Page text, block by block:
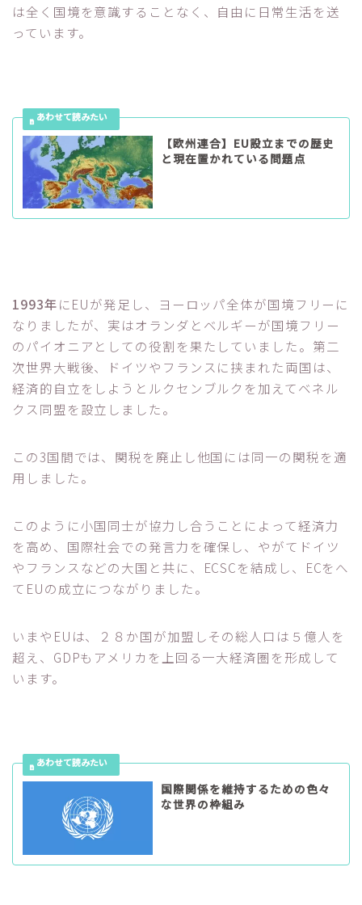
は全く国境を意識することなく、自由に日常生活を送
っています。
【欧州連合】EU設立までの歴史
と現在置かれている問題点
1993年にEUが発足し、ヨーロッパ全体が国境フリーに
なりましたが、実はオランダとベルギーが国境フリー
のパイオニアとしての役割を果たしていました。第二
次世界大戦後、ドイツやフランスに挟まれた両国は、
経済的自立をしようとルクセンブルクを加えてベネル
クス同盟を設立しました。
この3国間では、関税を廃止し他国には同一の関税を適
用しました。
このように小国同士が協力し合うことによって経済力
を高め、国際社会での発言力を確保し、やがてドイツ
やフランスなどの大国と共に、ECSCを結成し、ECをへ
てEUの成立につながりました。
いまやEUは、２８か国が加盟しその総人口は５億人を
超え、GDPもアメリカを上回る一大経済圏を形成して
います。
国際関係を維持するための色々
な世界の枠組み